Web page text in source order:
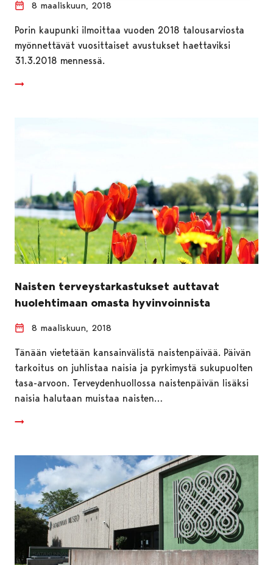
8 maaliskuun, 2018
Porin kaupunki ilmoittaa vuoden 2018 talousarviosta
myönnettävät vuosittaiset avustukset haettaviksi
31.3.2018 mennessä.
Naisten terveystarkastukset auttavat
huolehtimaan omasta hyvinvoinnista
8 maaliskuun, 2018
Tänään vietetään kansainvälistä naistenpäivää. Päivän
tarkoitus on juhlistaa naisia ja pyrkimystä sukupuolten
tasa-arvoon. Terveydenhuollossa naistenpäivän lisäksi
naisia halutaan muistaa naisten…